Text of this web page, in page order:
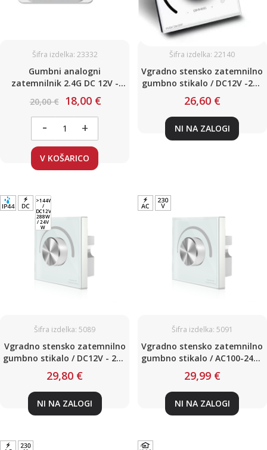
Šifra izdelka: 23332
Gumbni analogni
zatemnilnik 2.4G DC 12V -
48V / Zatemnilno stikalo 8.5A
20,00 € 18,00 €
- +
V KOŠARICO
Šifra izdelka: 22140
Vgradno stensko zatemnilno
gumbno stikalo / DC12V -24V
/ 180W Bele barve
26,60 €
NI NA ZALOGI
>144W
/
DC12V,
288W
/ 24V
W
Šifra izdelka: 5089
Vgradno stensko zatemnilno
gumbno stikalo / DC12V - 24V
/ max 144W/288W / Bele
barve
29,80 €
NI NA ZALOGI
Šifra izdelka: 5091
Vgradno stensko zatemnilno
gumbno stikalo / AC100-240V
/ max 288W / Bele barve
29,99 €
NI NA ZALOGI